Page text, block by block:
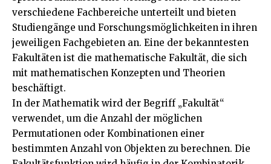
verschiedene Fachbereiche unterteilt und bieten
Studiengänge und Forschungsmöglichkeiten in ihren
jeweiligen Fachgebieten an. Eine der bekanntesten
Fakultäten ist die mathematische Fakultät, die sich
mit mathematischen Konzepten und Theorien
beschäftigt.
In der Mathematik wird der Begriff „Fakultät“
verwendet, um die Anzahl der möglichen
Permutationen oder Kombinationen einer
bestimmten Anzahl von Objekten zu berechnen. Die